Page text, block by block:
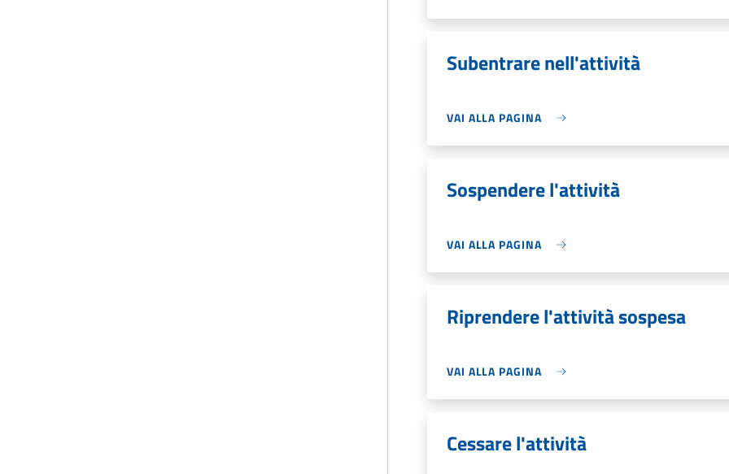
Subentrare nell'attività
VAI ALLA PAGINA
Sospendere l'attività
VAI ALLA PAGINA
Riprendere l'attività sospesa
VAI ALLA PAGINA
Cessare l'attività